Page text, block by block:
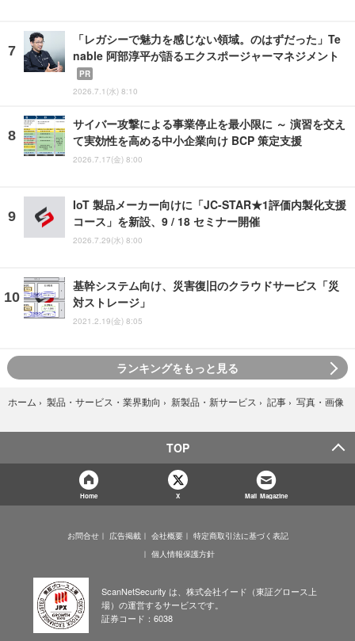
「レガシーで魅力を感じない領域。のはずだった」Te
nable 阿部淳平が語るエクスポージャーマネジメント
PR
2026.7.1(水) 8:10
サイバー攻撃による事業停止を最小限に ～ 演習を交え
て実効性を高める中小企業向け BCP 策定支援
2026.7.17(金) 8:00
IoT 製品メーカー向けに「JC-STAR★1評価内製化支援
コース」を新設、9 / 18 セミナー開催
2026.7.29(水) 8:00
基幹システム向け、災害復旧のクラウドサービス「災
対ストレージ」
2021.2.19(金) 8:05
ランキングをもっと見る
ホーム › 製品・サービス・業界動向 › 新製品・新サービス › 記事 › 写真・画像
TOP
Home X Mail Magazine
お問合せ 広告掲載 会社概要
特定商取引法に基づく表記
個人情報保護方針
ScanNetSecurity は、株式会社イード（東証グロース上
場）の運営するサービスです。
証券コード：6038